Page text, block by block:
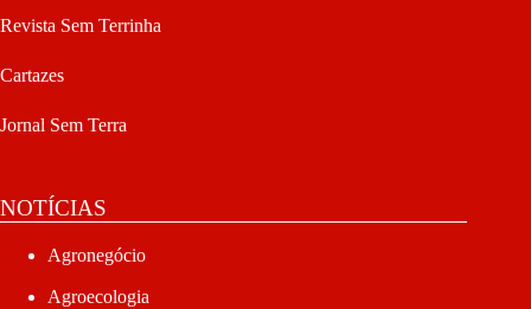
Revista Sem Terrinha
Cartazes
Jornal Sem Terra
NOTÍCIAS
Agronegócio
Agroecologia